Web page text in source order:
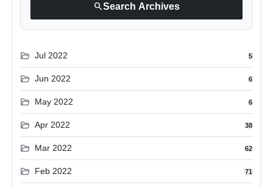
searchSearch Archives
folder_open Jul 2022 5
folder_open Jun 2022 6
folder_open May 2022 6
folder_open Apr 2022 38
folder_open Mar 2022 62
folder_open Feb 2022 71